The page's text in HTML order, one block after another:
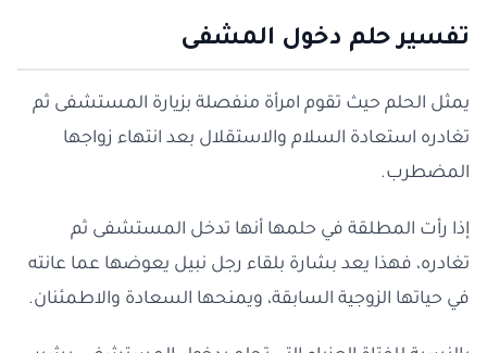
تفسير حلم دخول المشفى
يمثل الحلم حيث تقوم امرأة منفصلة بزيارة المستشفى ثم
تغادره استعادة السلام والاستقلال بعد انتهاء زواجها
المضطرب.
إذا رأت المطلقة في حلمها أنها تدخل المستشفى ثم
تغادره، فهذا يعد بشارة بلقاء رجل نبيل يعوضها عما عانته
في حياتها الزوجية السابقة، ويمنحها السعادة والاطمئنان.